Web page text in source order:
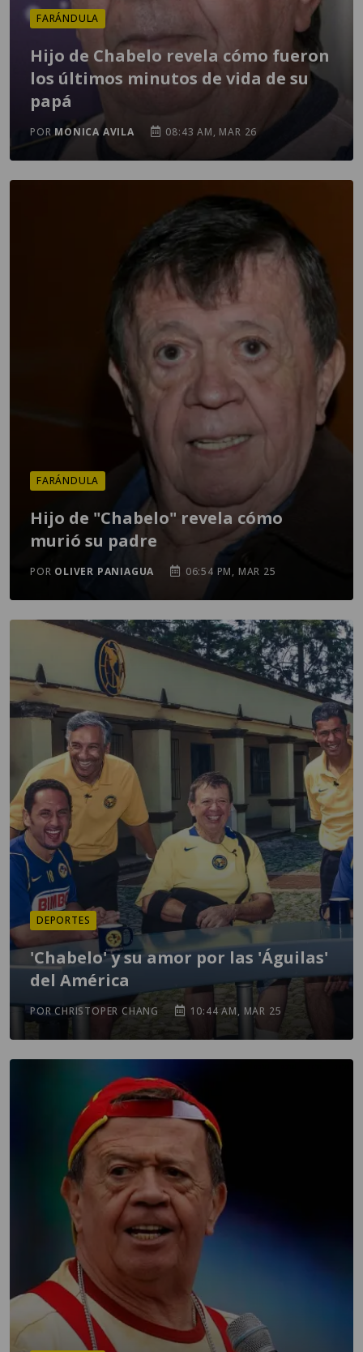
FARÁNDULA
Hijo de Chabelo revela cómo fueron
los últimos minutos de vida de su
papá
PORMONICA AVILA 08:43 AM, MAR 26
FARÁNDULA
Hijo de "Chabelo" revela cómo
murió su padre
POR OLIVER PANIAGUA 06:54 PM, MAR 25
DEPORTES
'Chabelo' y su amor por las 'Águilas'
del América
POR CHRISTOPER CHANG 10:44 AM, MAR 25